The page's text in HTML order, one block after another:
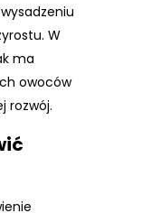
W
ma
owoców
rozwój.